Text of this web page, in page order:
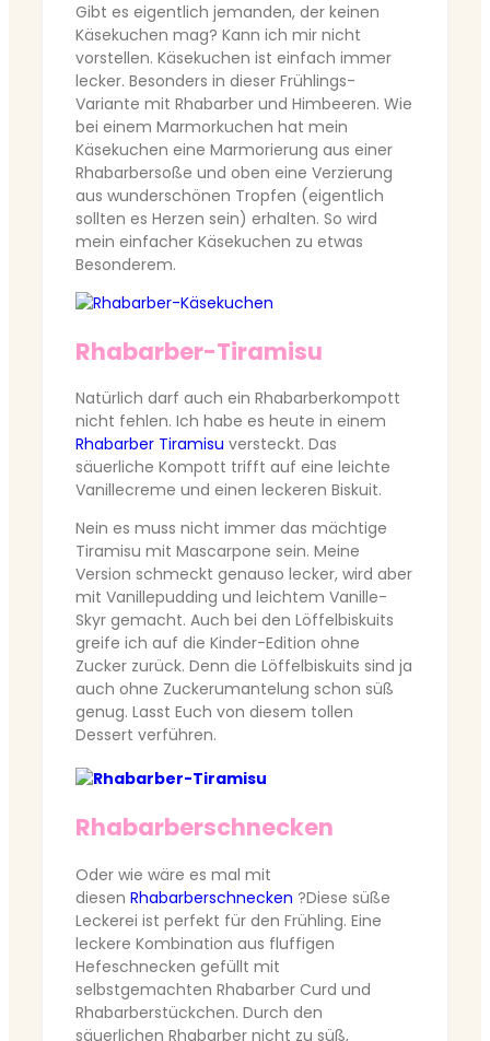
Gibt es eigentlich jemanden, der keinen
Käsekuchen mag? Kann ich mir nicht
vorstellen. Käsekuchen ist einfach immer
lecker. Besonders in dieser Frühlings-
Variante mit Rhabarber und Himbeeren. Wie
bei einem Marmorkuchen hat mein
Käsekuchen eine Marmorierung aus einer
Rhabarbersoße und oben eine Verzierung
aus wunderschönen Tropfen (eigentlich
sollten es Herzen sein) erhalten. So wird
mein einfacher Käsekuchen zu etwas
Besonderem.
Rhabarber-Tiramisu
Natürlich darf auch ein Rhabarberkompott
nicht fehlen. Ich habe es heute in einem
Rhabarber Tiramisu versteckt. Das
säuerliche Kompott trifft auf eine leichte
Vanillecreme und einen leckeren Biskuit.
Nein es muss nicht immer das mächtige
Tiramisu mit Mascarpone sein. Meine
Version schmeckt genauso lecker, wird aber
mit Vanillepudding und leichtem Vanille-
Skyr gemacht. Auch bei den Löffelbiskuits
greife ich auf die Kinder-Edition ohne
Zucker zurück. Denn die Löffelbiskuits sind ja
auch ohne Zuckerumantelung schon süß
genug. Lasst Euch von diesem tollen
Dessert verführen.
Rhabarberschnecken
Oder wie wäre es mal mit
diesen Rhabarberschnecken ?Diese süße
Leckerei ist perfekt für den Frühling. Eine
leckere Kombination aus fluffigen
Hefeschnecken gefüllt mit
selbstgemachten Rhabarber Curd und
Rhabarberstückchen. Durch den
säuerlichen Rhabarber nicht zu süß,